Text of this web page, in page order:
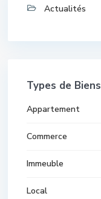
Actualités
Types de Biens
Appartement
Commerce
Immeuble
Local